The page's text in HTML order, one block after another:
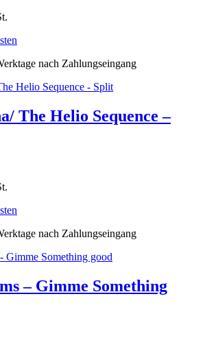
nach Zahlungseingang
The Helio Sequence –
nach Zahlungseingang
– Gimme Something